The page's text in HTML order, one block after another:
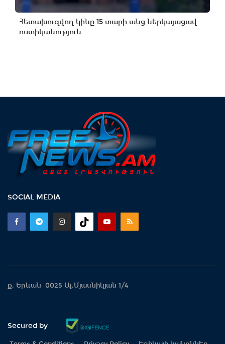
Հետախուզվող կինը 15 տարի անց ներկայացավ
ոստիկանություն
SOCIAL MEDIA
ք. Երևան 0025 Ալ.Մյասնիկյան 1/4
Secured by